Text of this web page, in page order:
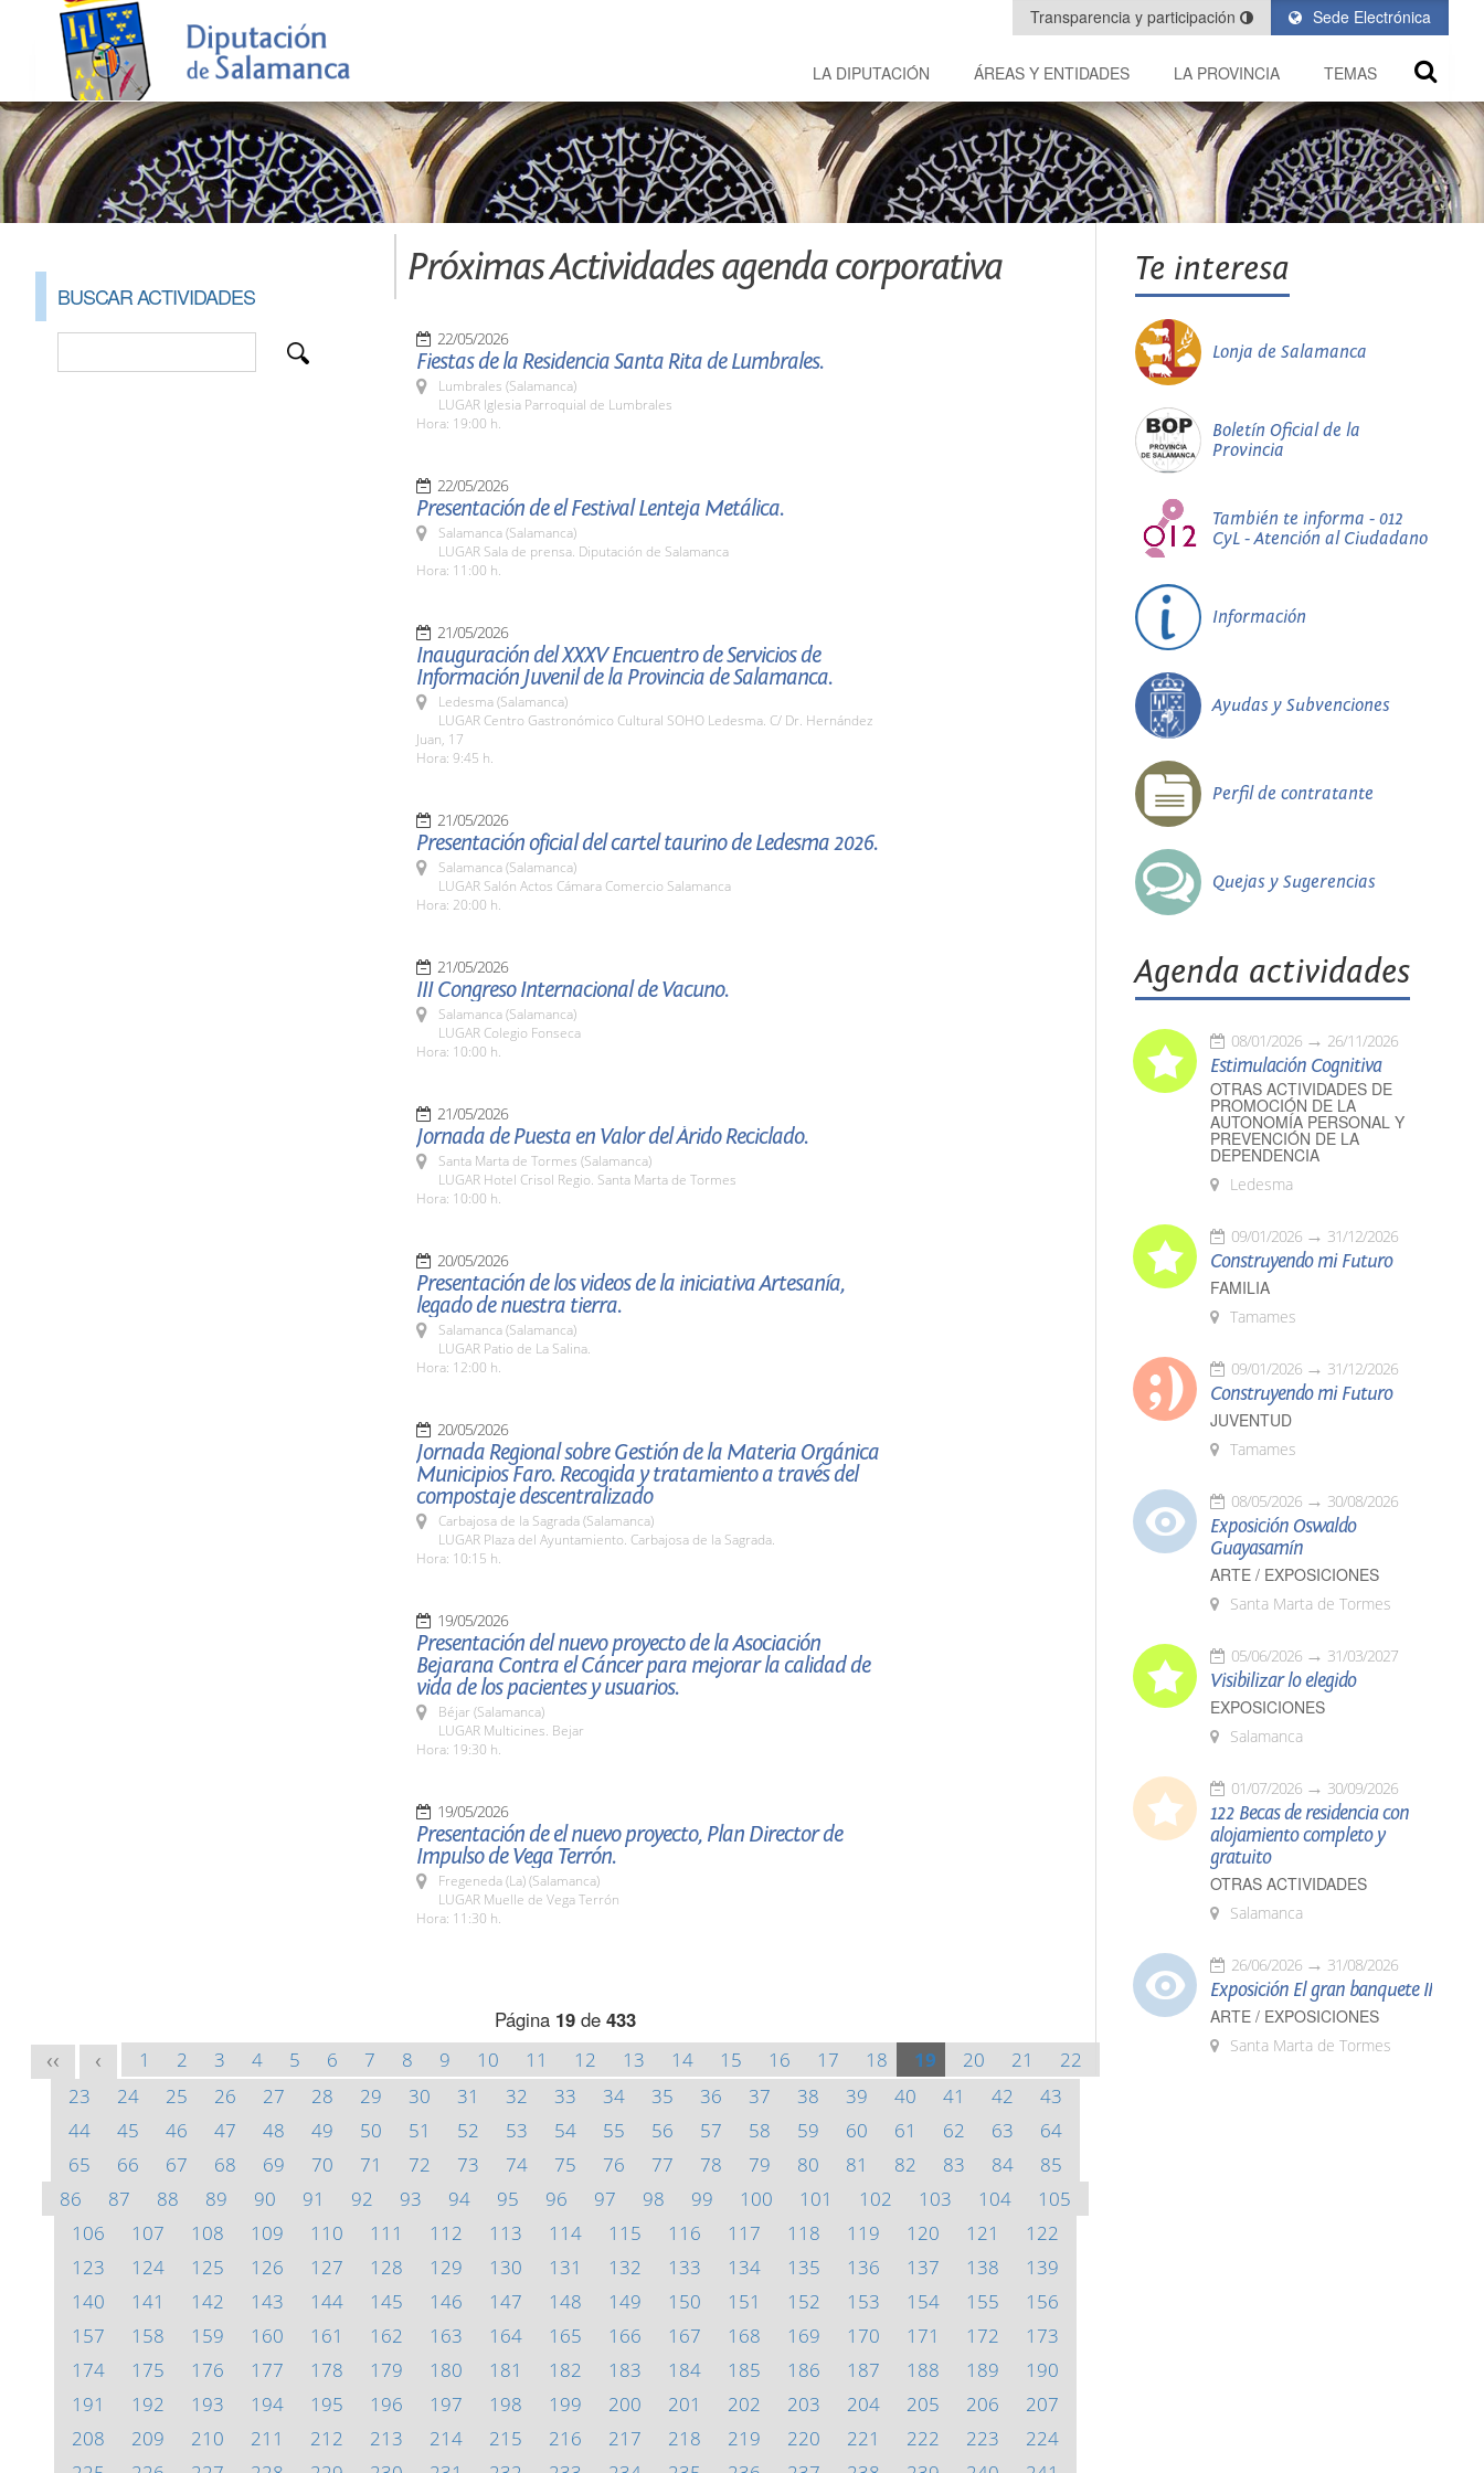
Sede Electrónica
Transparencia y participación
LA DIPUTACIÓN ÁREAS Y ENTIDADES LA PROVINCIA TEMAS
BUSCAR ACTIVIDADES
Próximas Actividades agenda corporativa
22/05/2026
Fiestas de la Residencia Santa Rita de Lumbrales.
Lumbrales (Salamanca)
LUGAR Iglesia Parroquial de Lumbrales
Hora: 19:00 h.
22/05/2026
Presentación de el Festival Lenteja Metálica.
Salamanca (Salamanca)
LUGAR Sala de prensa. Diputación de Salamanca
Hora: 11:00 h.
21/05/2026
Inauguración del XXXV Encuentro de Servicios de
Información Juvenil de la Provincia de Salamanca.
Ledesma (Salamanca)
LUGAR Centro Gastronómico Cultural SOHO Ledesma. C/ Dr. Hernández
Juan, 17
Hora: 9:45 h.
21/05/2026
Presentación oficial del cartel taurino de Ledesma 2026.
Salamanca (Salamanca)
LUGAR Salón Actos Cámara Comercio Salamanca
Hora: 20:00 h.
21/05/2026
III Congreso Internacional de Vacuno.
Salamanca (Salamanca)
LUGAR Colegio Fonseca
Hora: 10:00 h.
21/05/2026
Jornada de Puesta en Valor del Árido Reciclado.
Santa Marta de Tormes (Salamanca)
LUGAR Hotel Crisol Regio. Santa Marta de Tormes
Hora: 10:00 h.
20/05/2026
Presentación de los videos de la iniciativa Artesanía,
legado de nuestra tierra.
Salamanca (Salamanca)
LUGAR Patio de La Salina.
Hora: 12:00 h.
20/05/2026
Jornada Regional sobre Gestión de la Materia Orgánica
Municipios Faro. Recogida y tratamiento a través del
compostaje descentralizado
Carbajosa de la Sagrada (Salamanca)
LUGAR Plaza del Ayuntamiento. Carbajosa de la Sagrada.
Hora: 10:15 h.
19/05/2026
Presentación del nuevo proyecto de la Asociación
Bejarana Contra el Cáncer para mejorar la calidad de
vida de los pacientes y usuarios.
Béjar (Salamanca)
LUGAR Multicines. Bejar
Hora: 19:30 h.
19/05/2026
Presentación de el nuevo proyecto, Plan Director de
Impulso de Vega Terrón.
Fregeneda (La) (Salamanca)
LUGAR Muelle de Vega Terrón
Hora: 11:30 h.
Página 19 de 433
<< < 1 2 3 4 5 6 7 8 9 10 11 12 13 14 15 16 17 18 19 20 21
22
23
24 25 26 27 28 29 30 31 32 33 34 35 36 37 38 39 40 41 42
43
44
45 46 47 48 49 50 51 52 53 54 55 56 57 58 59 60 61 62 63
64
65
66 67 68 69 70 71 72 73 74 75 76 77 78 79 80 81 82 83 84
85
86
87 88 89 90 91 92 93 94 95 96 97 98 99 100 101 102 103 104
105
106
107 108 109 110 111 112 113 114 115 116 117 118 119 120 121
122
123
124 125 126 127 128 129 130 131 132 133 134 135 136 137 138
139
140
141 142 143 144 145 146 147 148 149 150 151 152 153 154 155
156
157
158 159 160 161 162 163 164 165 166 167 168 169 170 171 172
173
174
175 176 177 178 179 180 181 182 183 184 185 186 187 188 189
190
191
192 193 194 195 196 197 198 199 200 201 202 203 204 205 206
207
208
209 210 211 212 213 214 215 216 217 218 219 220 221 222 223
224
Te interesa
Lonja de Salamanca
Boletín Oficial de la
Provincia
También te informa - 012
CyL - Atención al Ciudadano
Información
Ayudas y Subvenciones
Perfil de contratante
Quejas y Sugerencias
Agenda actividades
08/01/2026 26/11/2026
Estimulación Cognitiva
OTRAS ACTIVIDADES DE
PROMOCIÓN DE LA
AUTONOMÍA PERSONAL Y
PREVENCIÓN DE LA
DEPENDENCIA
Ledesma
09/01/2026 31/12/2026
Construyendo mi Futuro
FAMILIA
Tamames
09/01/2026 31/12/2026
Construyendo mi Futuro
JUVENTUD
Tamames
08/05/2026 30/08/2026
Exposición Oswaldo
Guayasamín
ARTE / EXPOSICIONES
Santa Marta de Tormes
05/06/2026 31/03/2027
Visibilizar lo elegido
EXPOSICIONES
Salamanca
01/07/2026 30/09/2026
122 Becas de residencia con
alojamiento completo y
gratuito
OTRAS ACTIVIDADES
Salamanca
26/06/2026 31/08/2026
Exposición El gran banquete II
ARTE / EXPOSICIONES
Santa Marta de Tormes